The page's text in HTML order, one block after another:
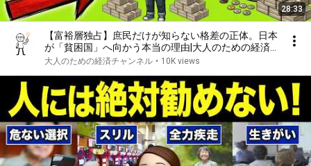
28:33
【富裕層独占】庶民だけが知らない格差の正体。日本
が「貧困国」へ向かう本当の理由|大人のための経済
チャンネル
大人のための経済チャンネル • 10K views